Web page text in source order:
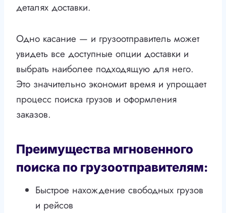
деталях доставки.
Одно касание — и грузоотправитель может
увидеть все доступные опции доставки и
выбрать наиболее подходящую для него.
Это значительно экономит время и упрощает
процесс поиска грузов и оформления
заказов.
Преимущества мгновенного
поиска по грузоотправителям:
Быстрое нахождение свободных грузов
и рейсов